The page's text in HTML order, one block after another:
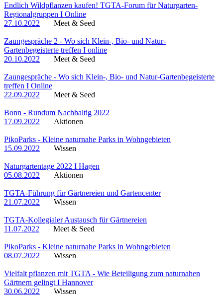
Endlich Wildpflanzen kaufen! TGTA-Forum für Naturgarten-
Regionalgruppen I Online
27.10.2022
Meet & Seed
Zaungespräche 2 - Wo sich Klein-, Bio- und Natur-
Gartenbegeisterte treffen I online
20.10.2022
Meet & Seed
Zaungespräche - Wo sich Klein-, Bio- und Natur-Gartenbegeisterte
treffen I Online
22.09.2022
Meet & Seed
Bonn - Rundum Nachhaltig 2022
17.09.2022
Aktionen
PikoParks - Kleine naturnahe Parks in Wohngebieten
15.09.2022
Wissen
Naturgartentage 2022 I Hagen
05.08.2022
Aktionen
TGTA-Führung für Gärtnereien und Gartencenter
21.07.2022
Wissen
TGTA-Kollegialer Austausch für Gärtnereien
11.07.2022
Meet & Seed
PikoParks - Kleine naturnahe Parks in Wohngebieten
08.07.2022
Wissen
Vielfalt pflanzen mit TGTA - Wie Beteiligung zum naturnahen
Gärtnern gelingt I Hannover
30.06.2022
Wissen